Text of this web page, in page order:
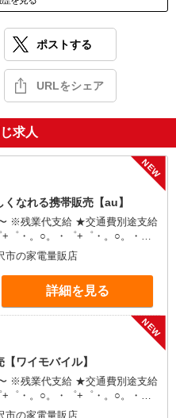
ポストする
URLをシェア
求人
NEW
くなれる携帯販売【au】
※残業代支給 ★交通費別途支給
給(規定有) お友達を紹介
ブ支給(規定有) ★月2回払
規程有）★ ゜・。○。・゜
゜
市の家電量販店
詳細を見る
NEW
ワイモバイル】
※残業代支給 ★交通費別途支給
給(規定有) お友達を紹介
市の家電量販店